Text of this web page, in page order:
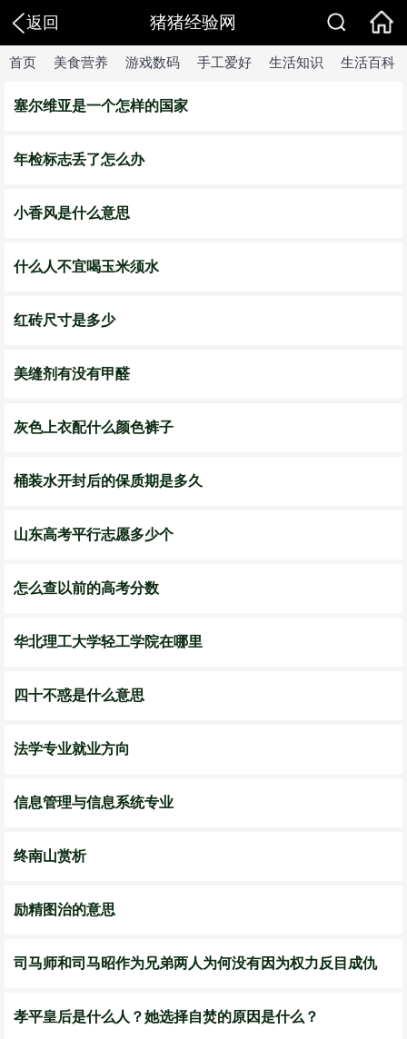
返回 猪猪经验网
首页 美食营养 游戏数码 手工爱好 生活知识 生活百科
塞尔维亚是一个怎样的国家
年检标志丢了怎么办
小香风是什么意思
什么人不宜喝玉米须水
红砖尺寸是多少
美缝剂有没有甲醛
灰色上衣配什么颜色裤子
桶装水开封后的保质期是多久
山东高考平行志愿多少个
怎么查以前的高考分数
华北理工大学轻工学院在哪里
四十不惑是什么意思
法学专业就业方向
信息管理与信息系统专业
终南山赏析
励精图治的意思
司马师和司马昭作为兄弟两人为何没有因为权力反目成仇
孝平皇后是什么人？她选择自焚的原因是什么？